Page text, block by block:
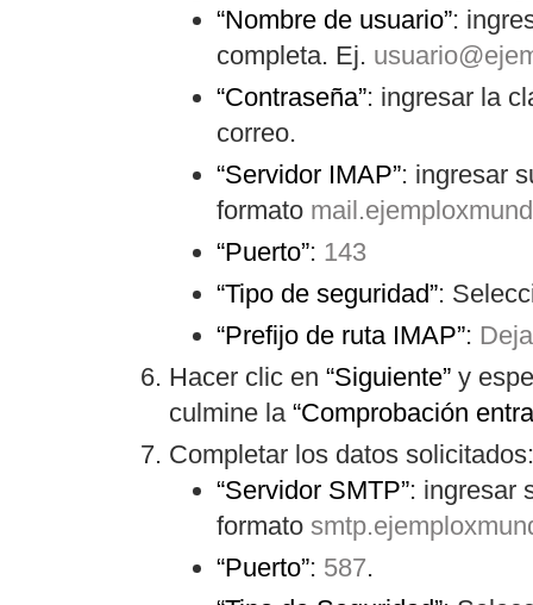
“Nombre de usuario”:
completa. Ej.
“Contraseña”: ingresar la
correo.
“Servidor IMAP”: ingresar
formato
“Puerto”: 143
“Tipo de seguridad”:
“Prefijo de ruta IMAP”:
Hacer clic en “Siguiente” y
culmine la “Comprobación
Completar los datos solicitados:
“Servidor SMTP”: ingresar
formato
“Puerto”: 587.